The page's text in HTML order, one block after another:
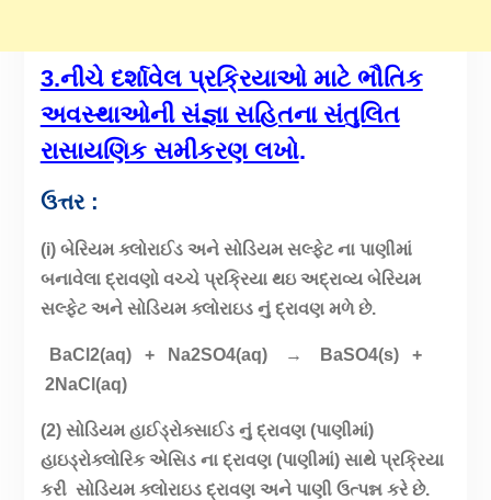
3.નીચે દર્શાવેલ પ્રક્રિયાઓ માટે ભૌતિક
અવસ્થાઓની સંજ્ઞા સહિતના સંતુલિત
રાસાયણિક સમીકરણ લખો.
ઉત્તર :
(i) બેરિયમ ક્લોરાઈડ અને સોડિયમ સલ્ફેટ ના પાણીમાં
બનાવેલા દ્રાવણો વચ્ચે પ્રક્રિયા થઇ અદ્રાવ્ય બેરિયમ
સલ્ફેટ અને સોડિયમ ક્લોરાઇડ નું દ્રાવણ મળે છે.
BaCl2(aq) + Na2SO4(aq) → BaSO4(s) +
2NaCl(aq)
(2) સોડિયમ હાઈડ્રોક્સાઈડ નું દ્રાવણ (પાણીમાં)
હાઇડ્રોક્લોરિક એસિડ ના દ્રાવણ (પાણીમાં) સાથે પ્રક્રિયા
કરી સોડિયમ ક્લોરાઇડ દ્રાવણ અને પાણી ઉત્પન્ન કરે છે.